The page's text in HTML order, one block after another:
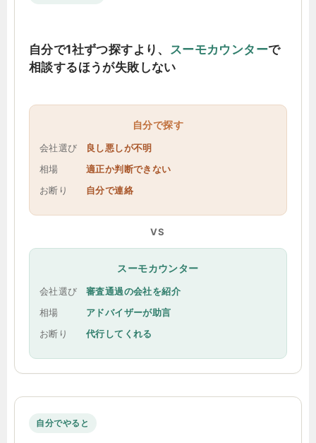
自分で1社ずつ探すより、 スーモカウンターで
相談するほうが失敗しない
自分で探す
会社選び
良し悪しが不明
相場
適正か判断できない
お断り
自分で連絡
VS
スーモカウンター
会社選び
審査通過の会社を紹介
相場
アドバイザーが助言
お断り
代行してくれる
自分でやると